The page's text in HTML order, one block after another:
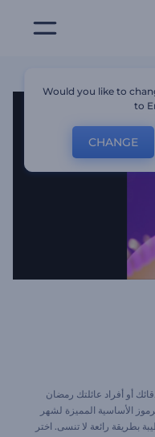
أو أفراد عائلتك رمضان
الأساسية المميزة لشهر
بطريقة رائعة لا تنسى. اختر
Would you like to
to
CHANGE